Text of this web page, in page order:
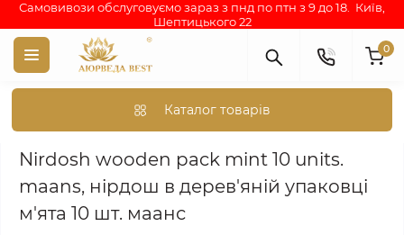
Самовивози обслуговуємо зараз з пнд по птн з 9 до 18. Київ,
Шептицького 22
0
Каталог товарів
Аюрведа каталог індійських товарів АЮРВЕДИЧНІ
Nirdosh wooden pack mint 10 units.
maans, нірдош в дерев'яній упаковці
м'ята 10 шт. маанс